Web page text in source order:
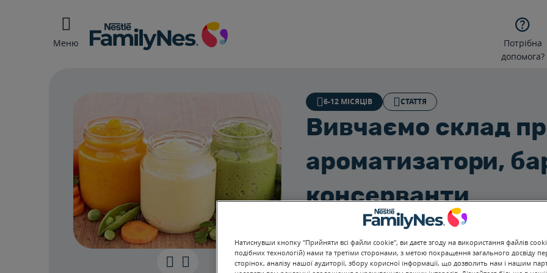
Меню

Потрібна
допомога?
6-12 МІСЯЦІВ СТАТТЯ
Вивчаємо склад
ароматизатори,
консерванти
2ХВ
Які додаткові компоненти найчастіше
чого вони потрібні? Чи допустимі в харчуванні
барвники і консерванти?
Натиснувши кнопку "Прийняти всі файли cookie", ви даєте згоду на використання файлів
подібних технологій) нами та третіми сторонами, з метою покращення загального досвіду
сторінок, аналізу нашої аудиторії, збору корисної інформації, що дозволить нам і нашим